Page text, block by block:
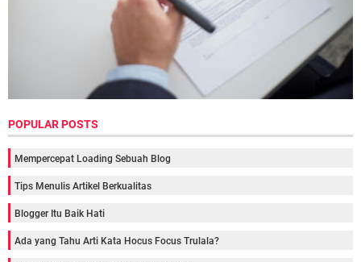
POPULAR POSTS
Mempercepat Loading Sebuah Blog
Tips Menulis Artikel Berkualitas
Blogger Itu Baik Hati
Ada yang Tahu Arti Kata Hocus Focus Trulala?